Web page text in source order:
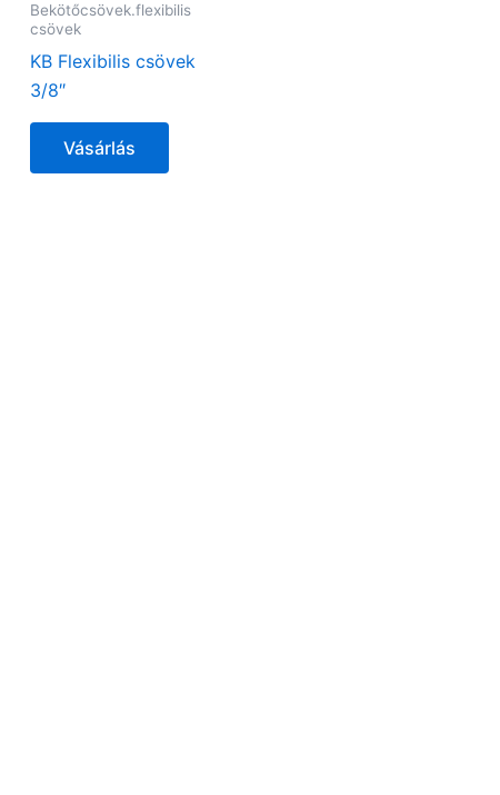
Bekötőcsövek.flexibilis
csövek
KB Flexibilis csövek
3/8″
Vásárlás